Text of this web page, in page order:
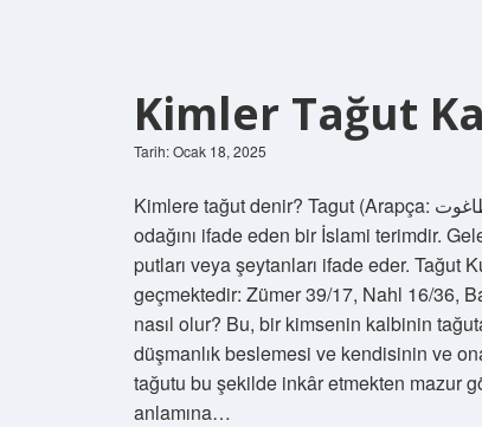
Kimler Tağut
Tarih: Ocak 18, 2025
Kimlere tağut denir? Tagut (Arapça: طاغوت‎, yaygın olarak: “çizgiyi aşmak”), Allah’tan başka bir ibadet
odağını ifade eden bir İslami terimdir.
putları veya şeytanları ifade eder. Tağut
geçmektedir: Zümer 39/17, Nahl 16/36,
nasıl olur? Bu, bir kimsenin kalbinin
düşmanlık beslemesi ve kendisinin ve
tağutu bu şekilde inkâr etmekten mazur
anlamına…